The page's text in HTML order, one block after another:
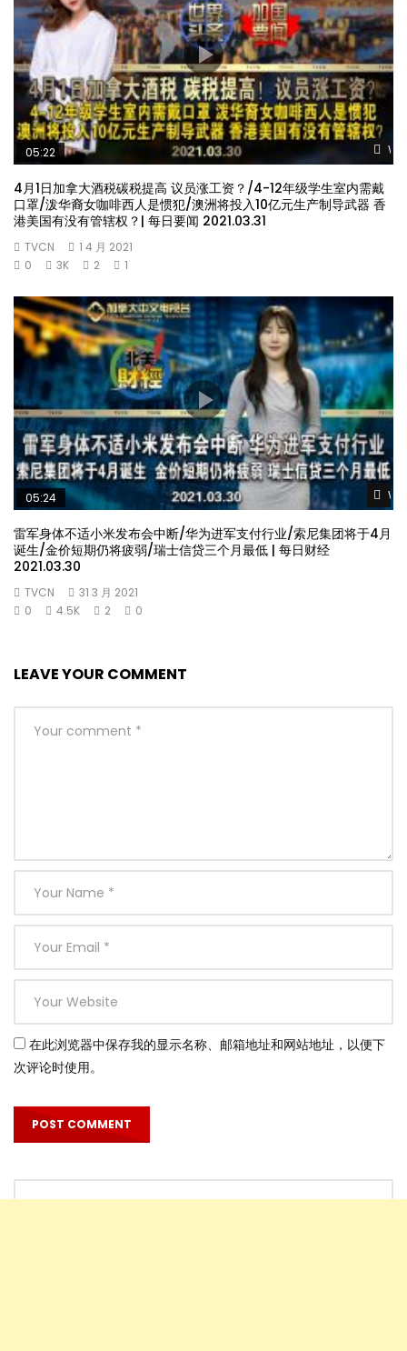
05:22
4月1日加拿大酒税碳税提高 议员涨工资？/4-12年级学生室内需戴
口罩/泼华裔女咖啡西人是惯犯/澳洲将投入10亿元生产制导武器 香
港美国有没有管辖权？| 每日要闻 2021.03.31
TVCN
1 4 月 2021
0
3K 2 1
05:24
雷军身体不适小米发布会中断/华为进军支付行业/索尼集团将于4月
诞生/金价短期仍将疲弱/瑞士信贷三个月最低 | 每日财经
2021.03.30
TVCN
31 3 月 2021
0
4.5K 2 0
LEAVE YOUR COMMENT
在此浏览器中保存我的显示名称、邮箱地址和网站地址，以便下
次评论时使用。